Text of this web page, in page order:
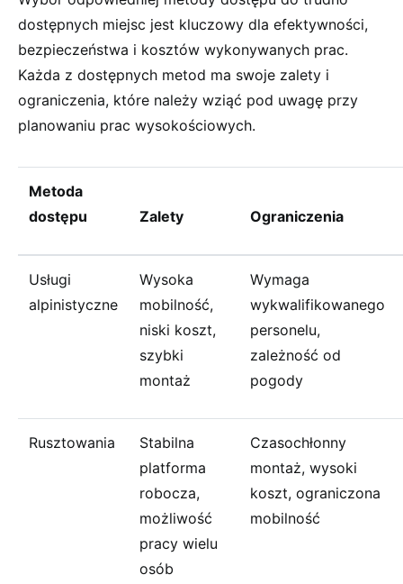
dostępnych miejsc jest kluczowy dla efektywności,
bezpieczeństwa i kosztów wykonywanych prac.
Każda z dostępnych metod ma swoje zalety i
ograniczenia, które należy wziąć pod uwagę przy
planowaniu prac wysokościowych.
Metoda
dostępu
Zalety Ograniczenia
Usługi
alpinistyczne
Wysoka
mobilność,
niski koszt,
szybki
montaż
Wymaga
wykwalifikowanego
personelu,
zależność od
pogody
Rusztowania
Stabilna
platforma
robocza,
możliwość
pracy wielu
osób
Czasochłonny
montaż, wysoki
koszt, ograniczona
mobilność